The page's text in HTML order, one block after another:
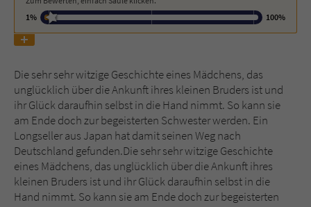
1%
100%
Die sehr sehr witzige Geschichte eines Mädchens, das
unglücklich über die Ankunft ihres kleinen Bruders ist und
ihr Glück daraufhin selbst in die Hand nimmt. So kann sie
am Ende doch zur begeisterten Schwester werden. Ein
Longseller aus Japan hat damit seinen Weg nach
Deutschland gefunden.Die sehr sehr witzige Geschichte
eines Mädchens, das unglücklich über die Ankunft ihres
kleinen Bruders ist und ihr Glück daraufhin selbst in die
Hand nimmt. So kann sie am Ende doch zur begeisterten
Name tx_pwcomments_ahash
Laufzeit 1 Jahr
Zweck Cookie für Kommentare einzelner Buchtitel
Name fe_typo_user